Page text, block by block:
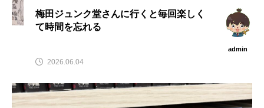
梅田ジュンク堂さんに行くと毎回楽しく
て時間を忘れる
admin
2026.06.04